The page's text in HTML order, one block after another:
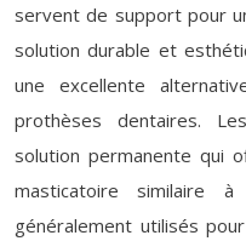
servent de support pour
solution durable et
une excellente
prothèses dentaires.
solution permanente qui
masticatoire similaire
généralement utilisés